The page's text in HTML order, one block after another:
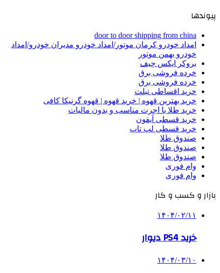
پیوندها
door to door shipping from china
امداد خودرو کرمان موتور/امداد خودرو مدیران خودرو/امداد
خودرو بهمن موتور
بروکر ایکس چیف
خرده فروشی برق
خرده فروشی برق
خرید اقساطی تبلت
خرید بهترین قهوه | خرید قهوه | قهوه گرنیکا کافی
خرید طلا با اجرت مناسب و بدون مالیات
خرید قسطی آیفون
خرید قسطی لپ تاپ
صندوق طلا
صندوق طلا
صندوق طلا
وام فوری
وام فوری
بازار و کسب و کار
۱۴۰۴/۰۲/۱۱
خرید PS4 دیوار
۱۴۰۴/۰۳/۱۰